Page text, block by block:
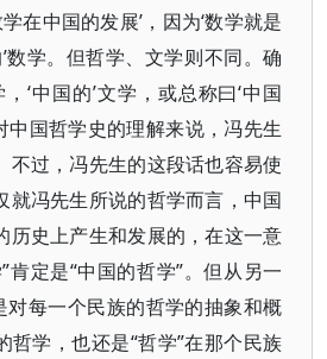
学在中国的发展’，因为‘数学就是
数学。但哲学、文学则不同。确
‘中国的’文学，或总称曰‘中国
中国哲学史的理解来说，冯先生
不过，冯先生的这段话也容易使
就冯先生所说的哲学而言，中国
历史上产生和发展的，在这一意
肯定是“中国的哲学”。但从另一
对每一个民族的哲学的抽象和概
哲学，也还是“哲学”在那个民族